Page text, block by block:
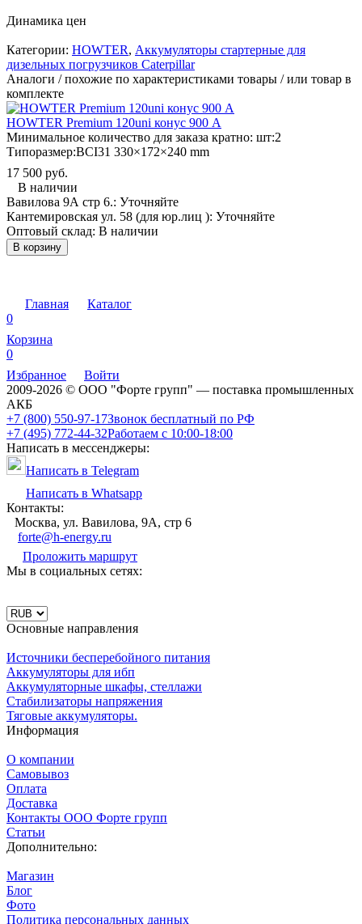
Динамика цен
Категории: HOWTER, Аккумуляторы стартерные для
дизельных погрузчиков Caterpillar
Аналоги / похожие по характеристиками товары / или товар в
комплекте
HOWTER Premium 120uni конус 900 А
Минимальное количество для заказа кратно: шт:2
Типоразмер:BCI31 330×172×240 mm
17 500 руб.
В наличии
Вавилова 9А стр 6.: Уточняйте
Кантемировская ул. 58 (для юр.лиц ): Уточняйте
Оптовый склад: В наличии
В корзину
Главная
Каталог
0
Корзина
0
Избранное
Войти
2009-2026 © ООО "Форте групп" — поставка промышленных
АКБ
+7 (800) 550-97-17Звонок бесплатный по РФ
+7 (495) 772-44-32Работаем с 10:00-18:00
Написать в мессенджеры:
Написать в Telegram
Написать в Whatsapp
Контакты:
Москва, ул. Вавилова, 9А, стр 6
forte@h-energy.ru
Проложить маршрут
Мы в социальных сетях:
Основные направления
Источники бесперебойного питания
Аккумуляторы для ибп
Аккумуляторные шкафы, стеллажи
Стабилизаторы напряжения
Тяговые аккумуляторы.
Информация
О компании
Самовывоз
Оплата
Доставка
Контакты ООО Форте групп
Статьи
Дополнительно:
Магазин
Блог
Фото
Политика персональных данных